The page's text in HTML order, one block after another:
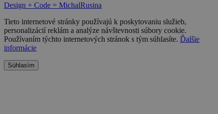
Design + Code = MichalRusina
Tieto internetové stránky používajú k poskytovaniu služieb,
personalizácií reklám a analýze návštevnosti súbory cookie.
Používaním týchto internetových stránok s tým súhlasíte. Ďalšie
informácie
Súhlasím